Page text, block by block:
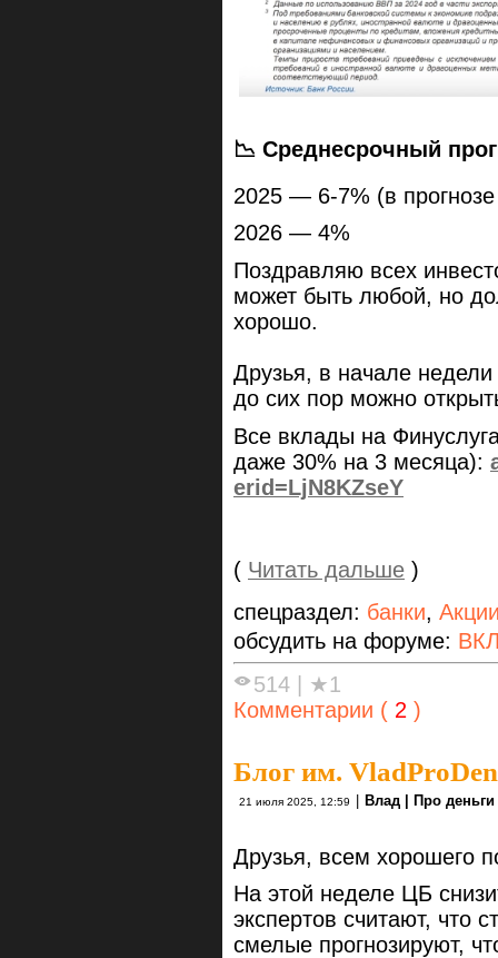
📉 Среднесрочный
2025 — 6-7% (в
2026 — 4%
Поздравляю всех
может быть любой, но
хорошо.
Друзья, в начале недели
до сих пор можно
Все вклады на
даже 30% на 3 месяца):
erid=LjN8KZseY
( Читать дальше )
спецраздел: банки,
обсудить на форуме:
514
★1
Комментарии ( 2 )
Блог им.
21 июля 2025, 12:59 Влад | Про деньги
Друзья, всем хорошего
На этой неделе ЦБ
экспертов считают, что
смелые прогнозируют,